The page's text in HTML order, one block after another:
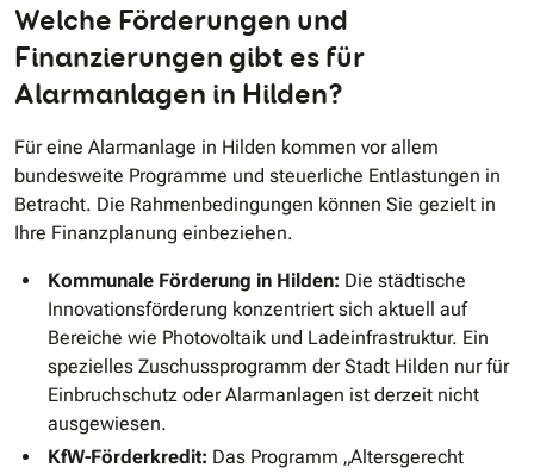
Welche Förderungen und
Finanzierungen gibt es für
Alarmanlagen in Hilden?
Für eine Alarmanlage in Hilden kommen vor allem
bundesweite Programme und steuerliche Entlastungen in
Betracht. Die Rahmenbedingungen können Sie gezielt in
Ihre Finanzplanung einbeziehen.
Kommunale Förderung in Hilden: Die städtische
Innovationsförderung konzentriert sich aktuell auf
Bereiche wie Photovoltaik und Ladeinfrastruktur. Ein
spezielles Zuschussprogramm der Stadt Hilden nur für
Einbruchschutz oder Alarmanlagen ist derzeit nicht
ausgewiesen.
KfW-Förderkredit: Das Programm „Altersgerecht